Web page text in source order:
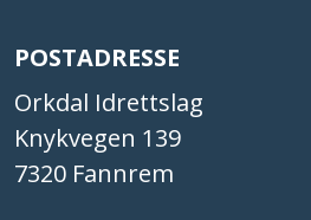
POSTADRESSE
Orkdal Idrettslag
Knykvegen 139
7320 Fannrem